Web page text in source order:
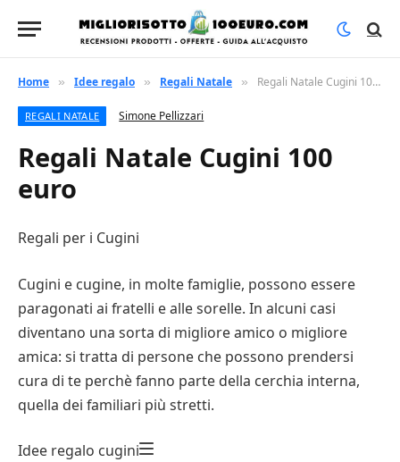
Home » Idee regalo » Regali Natale » Regali Natale Cugini 100 euro
REGALI NATALE Simone Pellizzari
Regali Natale Cugini 100
euro
Regali per i Cugini
Cugini e cugine, in molte famiglie, possono essere
paragonati ai fratelli e alle sorelle. In alcuni casi
diventano una sorta di migliore amico o migliore
amica: si tratta di persone che possono prendersi
cura di te perchè fanno parte della cerchia interna,
quella dei familiari più stretti.
Idee regalo cugini